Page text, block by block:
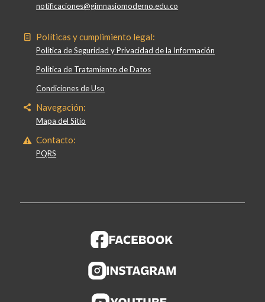
notificaciones@gimnasiomoderno.edu.co
Políticas y cumplimiento legal:
Política de Seguridad y Privacidad de la Información
Política de Tratamiento de Datos
Condiciones de Uso
Navegación:
Mapa del Sitio
Contacto:
PQRS